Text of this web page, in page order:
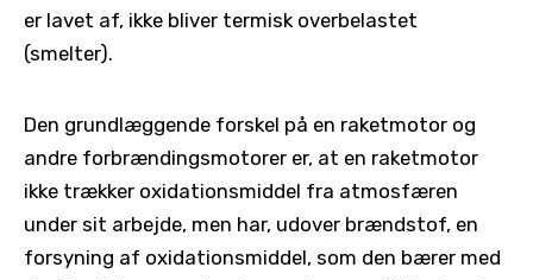
er lavet af, ikke bliver termisk overbelastet
(smelter).
Den grundlæggende forskel på en raketmotor og
andre forbrændingsmotorer er, at en raketmotor
ikke trækker oxidationsmiddel fra atmosfæren
under sit arbejde, men har, udover brændstof, en
forsyning af oxidationsmiddel, som den bærer med